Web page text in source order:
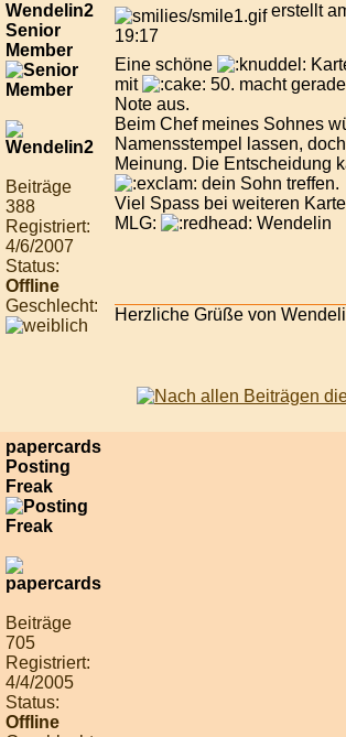
Wendelin2
Senior
Member
Beiträge
388
Registriert:
4/6/2007
Status:
Offline
Geschlecht:
erstellt
19:17
Eine schöne
mit
50. macht
Note aus.
Beim Chef meines Sohnes
Namensstempel lassen,
Meinung. Die Entscheidung
dein Sohn treffen.
Viel Spass bei weiteren
MLG:
Wendelin
Herzliche Grüße von
papercards
Posting
Freak
Beiträge
705
Registriert:
4/4/2005
Status:
Offline